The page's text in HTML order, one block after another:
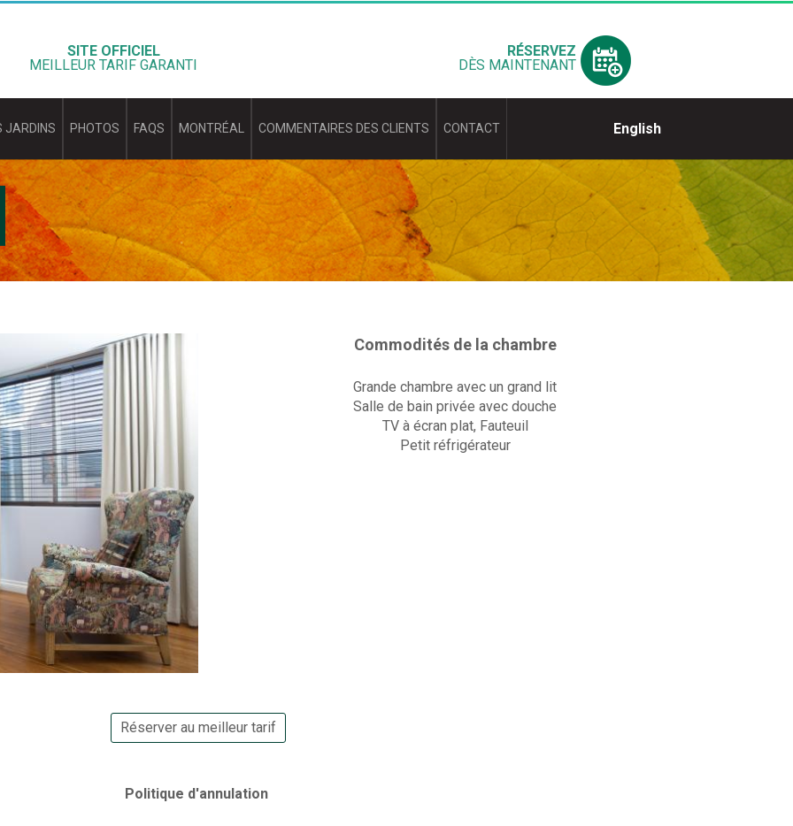
English
RÉSERVEZ
DÈS MAINTENANT
SITE OFFICIEL
MEILLEUR TARIF GARANTI
JARDINS PHOTOS FAQS MONTRÉAL COMMENTAIRES DES CLIENTS CONTACT
Commodités de la chambre
Grande chambre avec un grand lit
Salle de bain privée avec douche
TV à écran plat, Fauteuil
Petit réfrigérateur
Réserver au meilleur tarif
Politique d'annulation